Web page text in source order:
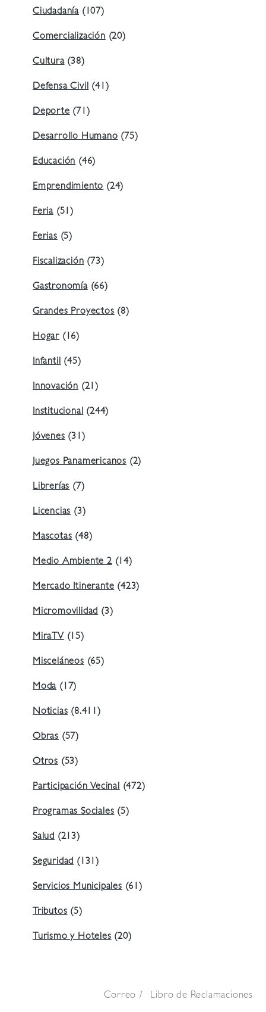
Ciudadanía (107)
Comercialización(20)
Cultura(38)
Defensa Civil(41)
Deporte(71)
Desarrollo Humano(75)
Educación(46)
Emprendimiento(24)
Feria (51)
Ferias(5)
Fiscalización(73)
Gastronomía(66)
Grandes Proyectos(8)
Hogar (16)
Infantil(45)
Innovación (21)
Institucional(244)
Jóvenes(31)
Juegos Panamericanos (2)
Librerías(7)
Licencias(3)
Mascotas(48)
Medio Ambiente 2(14)
Mercado Itinerante(423)
Micromovilidad(3)
MiraTV(15)
Misceláneos(65)
Moda(17)
Noticias(8.411)
Obras (57)
Otros (53)
Participación Vecinal(472)
Programas Sociales(5)
Salud (213)
Seguridad(131)
Servicios Municipales(61)
Tributos(5)
Turismo y Hoteles(20)
Correo Libro de Reclamaciones